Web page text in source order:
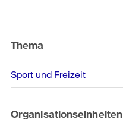
Informationen
Thema
Sport und Freizeit
Organisationseinheiten